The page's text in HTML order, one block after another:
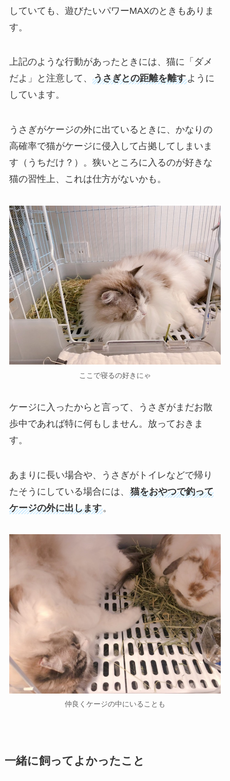
していても、遊びたいパワーMAXのときもありま
す。
上記のような行動があったときには、猫に「ダメ
だよ」と注意して、 うさぎとの距離を離すように
しています。
うさぎがケージの外に出ているときに、かなりの
高確率で猫がケージに侵入して占拠してしまいま
す（うちだけ？）。狭いところに入るのが好きな
猫の習性上、これは仕方がないかも。
ここで寝るの好きにゃ
ケージに入ったからと言って、うさぎがまだお散
歩中であれば特に何もしません。放っておきま
す。
あまりに長い場合や、うさぎがトイレなどで帰り
たそうにしている場合には、 猫をおやつで釣って
ケージの外に出します。
仲良くケージの中にいることも
一緒に飼ってよかったこと